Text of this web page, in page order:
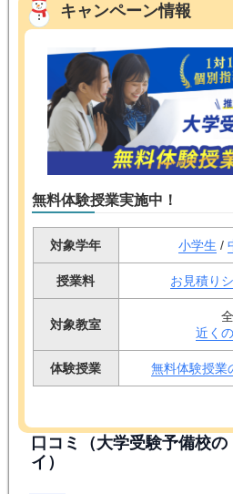
キャンペーン情報
無料体験授業実施中！
対象学年 小学生 /
授業料 お見積り
対象教室
近く
体験授業 無料体験授業
口コミ（大学受験予備校の
イ）